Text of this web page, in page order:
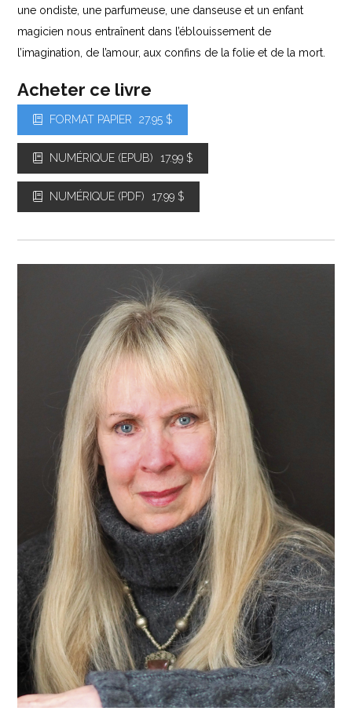
une ondiste, une parfumeuse, une danseuse et un enfant
magicien nous entraînent dans l’éblouissement de
l’imagination, de l’amour, aux confins de la folie et de la mort.
Acheter ce livre
FORMAT PAPIER 27.95 $
NUMÉRIQUE (EPUB) 17.99 $
NUMÉRIQUE (PDF) 17.99 $